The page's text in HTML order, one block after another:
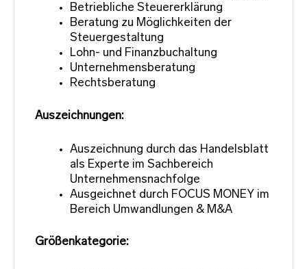
Betriebliche Steuererklärung
Beratung zu Möglichkeiten der
Steuergestaltung
Lohn- und Finanzbuchaltung
Unternehmensberatung
Rechtsberatung
Auszeichnungen:
Auszeichnung durch das Handelsblatt
als Experte im Sachbereich
Unternehmensnachfolge
Ausgeichnet durch FOCUS MONEY im
Bereich Umwandlungen & M&A
Größenkategorie: